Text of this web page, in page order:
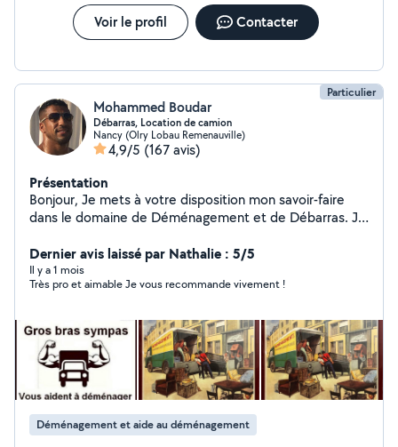
Voir le profil Contacter
Particulier
Mohammed Boudar
Débarras, Location de camion
Nancy (Olry Lobau Remenauville)
4,9/5 (167 avis)
Présentation
Bonjour, Je mets à votre disposition mon savoir-faire
dans le domaine de Déménagement et de Débarras. Je
contacter pour plus d'infos. Bien cordialement.
Dernier avis laissé par Nathalie : 5/5
Il y a 1 mois
Très pro et aimable Je vous recommande vivement !
Déménagement et aide au déménagement